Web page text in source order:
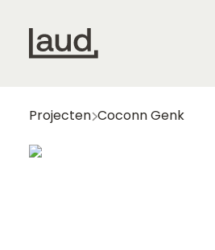
Projecten Coconn Genk